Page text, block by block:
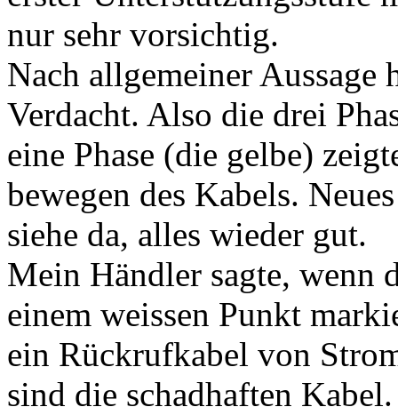
nur sehr vorsichtig.
Nach allgemeiner
Verdacht. Also die drei
eine Phase (die gelbe)
bewegen des Kabels.
siehe da, alles wieder gut.
Mein Händler sagte, wenn
einem weissen Punkt
ein Rückrufkabel von
sind die schadhaften Kabel.